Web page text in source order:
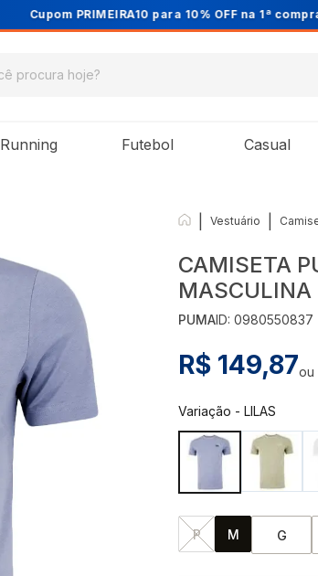
Cupom PRIMEIRA10 para 10% OFF na 1ª
Running Futebol Casual
Vestuário
CAMISETA
MASCULINA
PUMAID:0980550837
R$ 149,87ou
Variação -LILAS
P M G